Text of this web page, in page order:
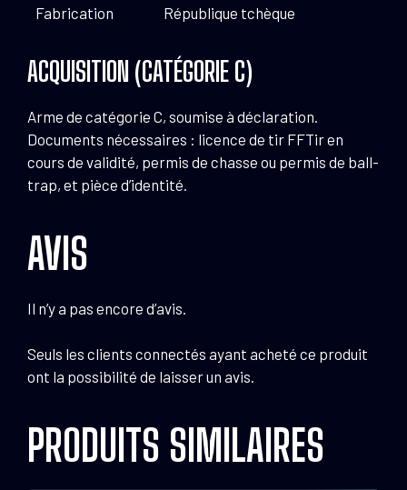
Fabrication République tchèque
ACQUISITION (CATÉGORIE C)
Arme de catégorie C, soumise à déclaration.
Documents nécessaires : licence de tir FFTir en
cours de validité, permis de chasse ou permis de ball-
trap, et pièce d’identité.
AVIS
Il n’y a pas encore d’avis.
Seuls les clients connectés ayant acheté ce produit
ont la possibilité de laisser un avis.
PRODUITS SIMILAIRES